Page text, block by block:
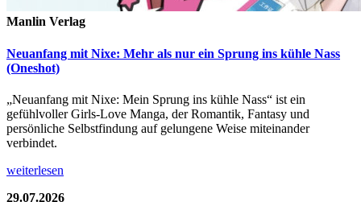
Manlin Verlag
Neuanfang mit Nixe: Mehr als nur ein Sprung ins kühle Nass
(Oneshot)
„Neuanfang mit Nixe: Mein Sprung ins kühle Nass“ ist ein
gefühlvoller Girls-Love Manga, der Romantik, Fantasy und
persönliche Selbstfindung auf gelungene Weise miteinander
verbindet.
weiterlesen
29.07.2026